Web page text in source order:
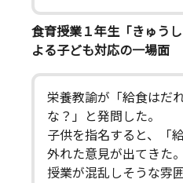
食育授業１年生「きゅう
よる子ども対応の一場面
栄養教諭が「給食はだ
な？」と発問した。
子供を指名すると、「
外れた意見が出てきた。
授業が混乱しそうな雰